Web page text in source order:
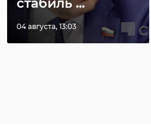
стабиль ...
04 августа, 13:03